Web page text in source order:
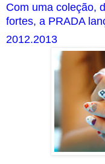
Com uma coleção,
fortes, a PRADA
2012.2013